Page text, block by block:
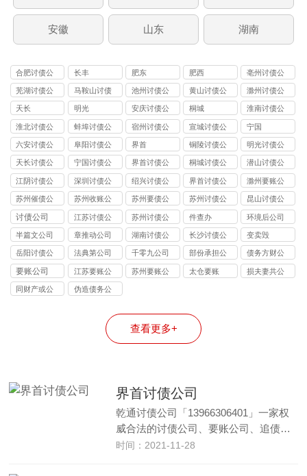
安徽 山东 湖南
合肥讨债公
司
长丰 肥东 肥西
亳州讨债公
司
芜湖讨债公
司
马鞍山讨债
公司
池州讨债公
司
黄山讨债公
司
滁州讨债公
司
天长 明光
安庆讨债公
司
桐城
淮南讨债公
司
淮北讨债公
司
蚌埠讨债公
司
宿州讨债公
司
宣城讨债公
司
宁国
六安讨债公
司
阜阳讨债公
司
界首
铜陵讨债公
司
明光讨债公
司
天长讨债公
司
宁国讨债公
司
界首讨债公
司
桐城讨债公
司
潜山讨债公
司
江阴讨债公
司
深圳讨债公
司
绍兴讨债公
司
界首讨债公
司
滁州要账公
司
苏州催债公
司
苏州收账公
司
苏州要债公
司
苏州讨债公
司
昆山讨债公
司
讨债公司
江苏讨债公
司
苏州讨债公
司
件查办 环境后公司
半篇文公司 章推动公司
湖南讨债公
司
长沙讨债公
司
变卖毁
岳阳讨债公
司
法典第公司 千零九公司
部份承担公
司
债务方财公
司
要账公司
江苏要账公
司
苏州要账公
太仓要账
损夫妻共公
同财产或公
伪造债务公
查看更多+
界首讨债公司
乾通讨债公司「13966306401」一家权
威合法的讨债公司、要账公司、追债…
时间：2021-11-28